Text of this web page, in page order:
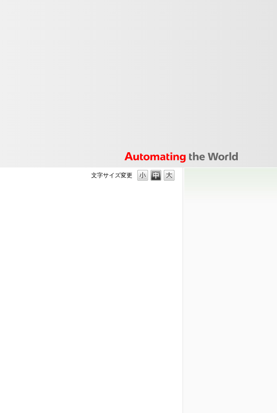
文字サイズ変更